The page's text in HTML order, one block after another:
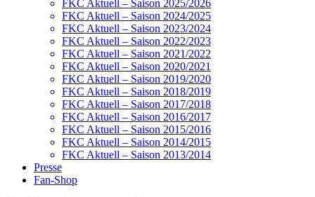
FKC Aktuell – Saison 2025/2026
FKC Aktuell – Saison 2024/2025
FKC Aktuell – Saison 2023/2024
FKC Aktuell – Saison 2022/2023
FKC Aktuell – Saison 2021/2022
FKC Aktuell – Saison 2020/2021
FKC Aktuell – Saison 2019/2020
FKC Aktuell – Saison 2018/2019
FKC Aktuell – Saison 2017/2018
FKC Aktuell – Saison 2016/2017
FKC Aktuell – Saison 2015/2016
FKC Aktuell – Saison 2014/2015
FKC Aktuell – Saison 2013/2014
Presse
Fan-Shop